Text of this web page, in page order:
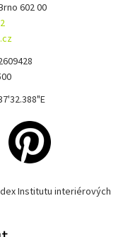
602 00
Institutu interiérových